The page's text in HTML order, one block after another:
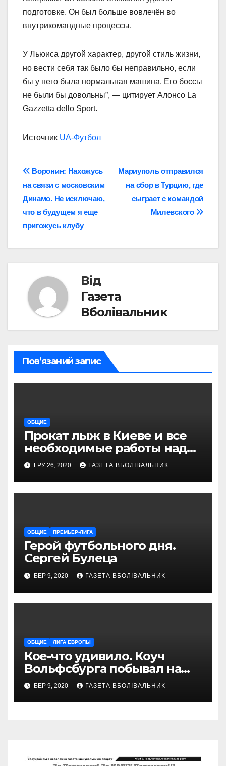
подготовке. Он был больше вовлечён во
внутрикомандные процессы.
У Льюиса другой характер, другой стиль жизни,
но вести себя так было бы неправильно, если
бы у него была нормальная машина. Его боссы
не были бы довольны”, — цитирует Алонсо La
Gazzetta dello Sport.
Источник UA-Футбол
Навігація
записів
Мариуполь отправился
на сбор в Турцию, где
сыграет с командой
Милевского
Воронин: Нахожусь
на связи с московским
Динамо. Не исключаю,
что в будущем я еще
пригожусь клубу
Від
Газета
Вболівальник
Пов’язаний запис
ОБЩИЕ
Прокат лыж в Киеве и все
необходимые работы над
снаряжением, которое
проводит магазин
«VELOPARK»
ГРУ 26, 2020 ГАЗЕТА ВБОЛІВАЛЬНИК
ОБЩИЕ ПРЕМЬЕР-ЛИГА
Герой футбольного дня.
Сергей Булеца
БЕР 9, 2020 ГАЗЕТА ВБОЛІВАЛЬНИК
ОБЩИЕ ЛИГА ЕВРОПЫ
Кое-что удивило. Коуч
Вольфсбурга побывал на
матче Шахтера с Колосом
БЕР 9, 2020 ГАЗЕТА ВБОЛІВАЛЬНИК